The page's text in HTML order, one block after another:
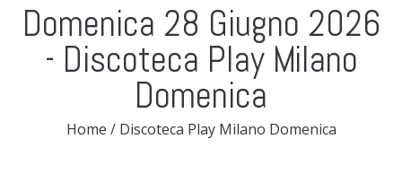
Domenica 28 Giugno 2026
- Discoteca Play Milano
Domenica
Home /Discoteca Play Milano Domenica